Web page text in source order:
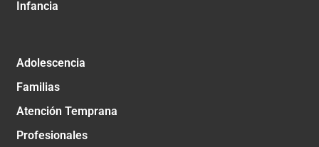
Infancia
Adolescencia
Familias
Atención Temprana
Profesionales